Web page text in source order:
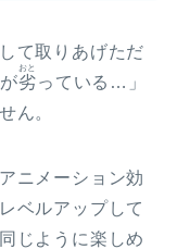
て取りあげただ
劣
おと
っている…」
ん。
ニメーション効
ベルアップして
じように楽しめ